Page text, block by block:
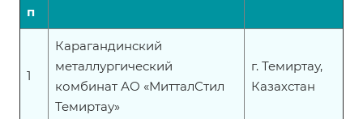
п
1
Карагандинский
металлургический
комбинат АО «МитталСтил
Темиртау»
г. Темиртау,
Казахстан